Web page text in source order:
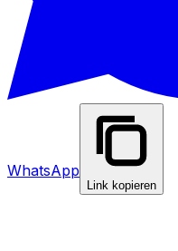
WhatsApp
Link kopieren